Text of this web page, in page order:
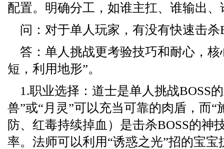
配置。明确分工，如谁主扛、谁输出
问：对于单人玩家，有没有快速击杀
答：单人挑战更考验技巧和耐心，核
短，利用地形”。
1.职业选择：道士是单人挑战BOSS
兽”或“月灵”可以充当可靠的肉盾，而“
防、红毒持续掉血）是击杀BOSS的神
率。法师可以利用“诱惑之光”招的宝宝